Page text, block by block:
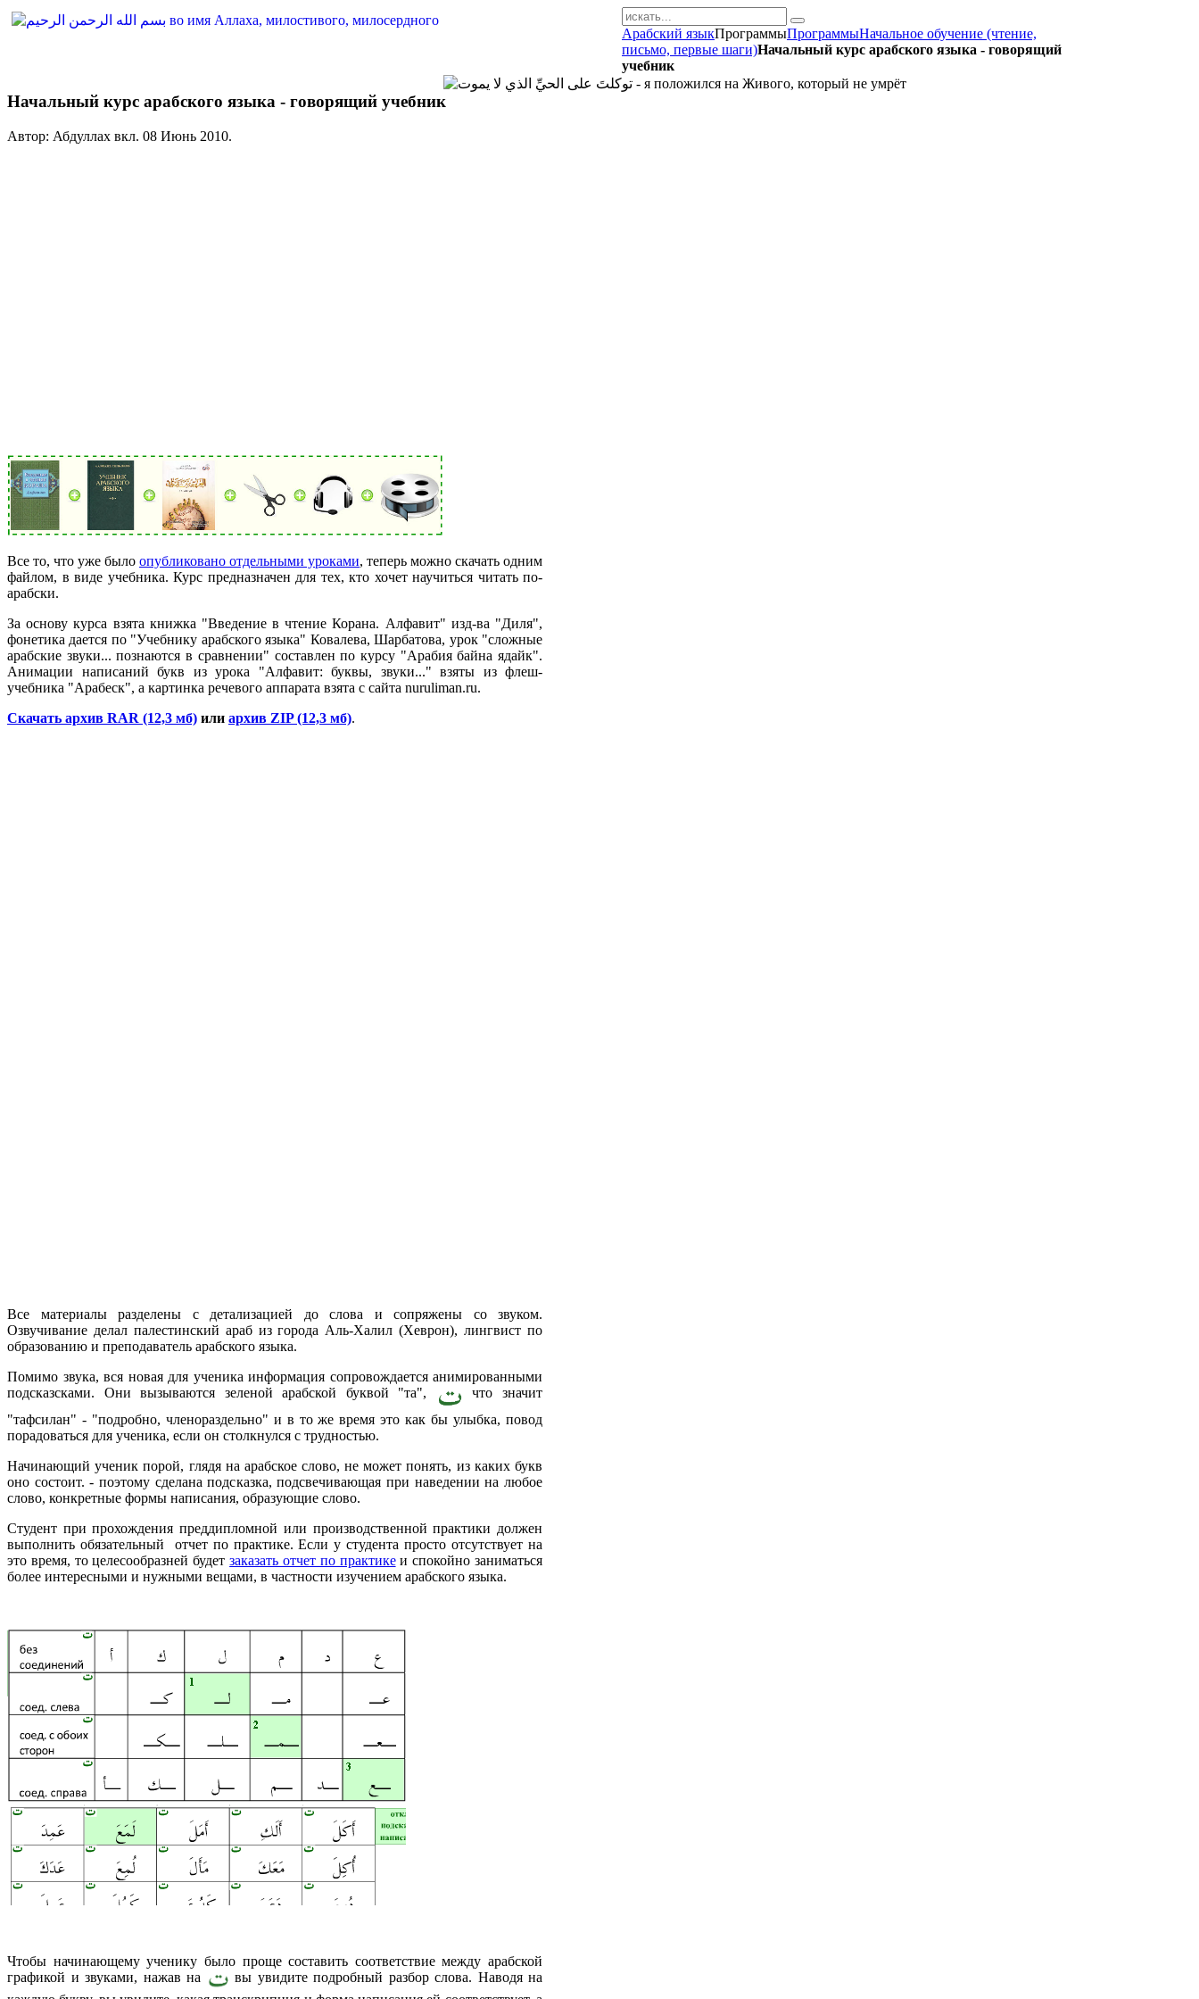
Арабский языкПрограммыПрограммыНачальное обучение (чтение,
письмо, первые шаги)Начальный курс арабского языка - говорящий
учебник
Начальный курс арабского языка - говорящий учебник
Автор: Абдуллах вкл. 08 Июнь 2010.
Все то, что уже было опубликовано отдельными уроками, теперь можно скачать одним
файлом, в виде учебника. Курс предназначен для тех, кто хочет научиться читать по-
арабски.
За основу курса взята книжка "Введение в чтение Корана. Алфавит" изд-ва "Диля",
фонетика дается по "Учебнику арабского языка" Ковалева, Шарбатова, урок "сложные
арабские звуки... познаются в сравнении" составлен по курсу "Арабия байна ядайк".
Анимации написаний букв из урока "Алфавит: буквы, звуки..." взяты из флеш-
учебника "Арабеск", а картинка речевого аппарата взята с сайта nuruliman.ru.
Скачать архив RAR (12,3 мб) или архив ZIP (12,3 мб).
Все материалы разделены с детализацией до слова и сопряжены со звуком.
Озвучивание делал палестинский араб из города Аль-Халил (Хеврон), лингвист по
образованию и преподаватель арабского языка.
Помимо звука, вся новая для ученика информация сопровождается анимированными
подсказсками. Они вызываются зеленой арабской буквой "та",
что значит
"тафсилан" - "подробно, членораздельно" и в то же время это как бы улыбка, повод
порадоваться для ученика, если он столкнулся с трудностью.
Начинающий ученик порой, глядя на арабское слово, не может понять, из каких букв
оно состоит. - поэтому сделана подсказка, подсвечивающая при наведении на любое
слово, конкретные формы написания, образующие слово.
Студент при прохождения преддипломной или производственной практики должен
выполнить обязательный отчет по практике. Если у студента просто отсутствует на
это время, то целесообразней будетзаказать отчет по практикеи спокойно заниматься
более интересными и нужными вещами, в частности изучением арабского языка.
Чтобы начинающему ученику было проще составить соответствие между арабской
графикой и звуками, нажав на
вы увидите подробный разбор слова. Наводя на